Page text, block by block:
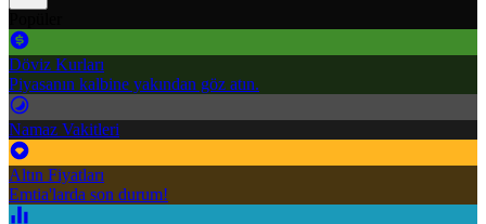
Döviz Kurları
Piyasanın kalbine yakından göz atın.
Namaz Vakitleri
Altın Fiyatları
Emtia'larda son durum!